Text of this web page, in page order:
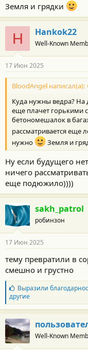
Земля и грядки
H Hankok22
Well-Known
17 Июн 2025
BloodAngel написал(а):
Куда нужны ведра? На
еще плачет горькими
бетономешалок в
рассматривается еще
нужно
Земля и
Ну если будущего
ничего
еще подюжило))))
sakh_patrol
робинзон
17 Июн 2025
тему превратили в
смешно и грустно
Б
л
а
г
о
д
а
р
Выразили
другие
Well-Known